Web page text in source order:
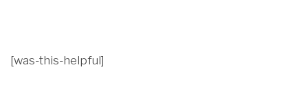
[was-this-helpful]